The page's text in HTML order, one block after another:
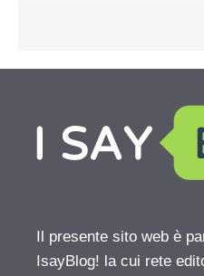
Il presente sito web è
IsayBlog! la cui rete